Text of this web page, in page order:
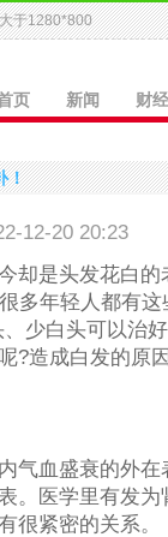
于1280*800
页 新闻 财经
！
12-20 20:23
却是头发花白
多年轻人都有
少白头可以治
?造成白发的原
气血盛衰的外
。医学里有发为
很紧密的关系